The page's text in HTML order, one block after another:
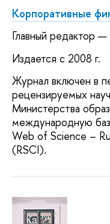
Корпоративные
Главный редактор —
Издается с 2008 г.
Журнал включен в
рецензируемых
Министерства
международную
Web of Science –
(RSCI).